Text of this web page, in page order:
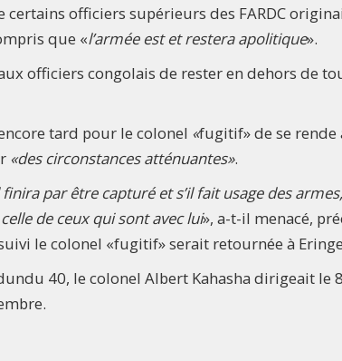
officiers supérieurs des FARDC
que «l’armée est et restera apolitique».
officiers congolais de rester en dehors de
tard pour le colonel «fugitif» de se rende
«des circonstances atténuantes».
par être capturé et s’il fait usage des
de ceux qui sont avec lui», a-t-il menacé,
le colonel «fugitif» serait retournée à
40, le colonel Albert Kahasha dirigeait le